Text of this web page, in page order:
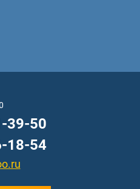
39-50
18-54